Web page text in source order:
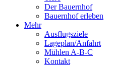
Der Bauernhof
Bauernhof erleben
Mehr
Ausflugsziele
Lageplan/Anfahrt
Mühlen A-B-C
Kontakt